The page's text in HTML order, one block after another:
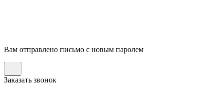
Вам отправлено письмо с новым паролем
Заказать звонок